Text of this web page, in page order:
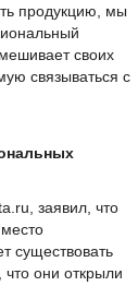
продукцию, мы
своих
связываться с
заявил, что
существовать
что они открыли